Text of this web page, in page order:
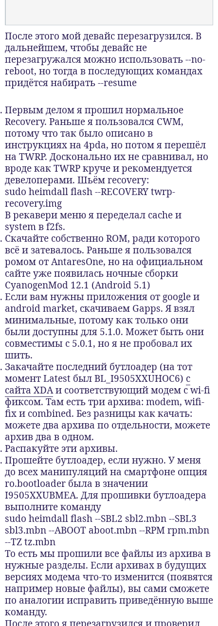
После этого мой девайс перезагрузился. В
дальнейшем, чтобы девайс не
перезагружался можно использовать --no-
reboot, но тогда в последующих командах
придётся набирать --resume
Первым делом я прошил нормальное
Recovery. Раньше я пользовался CWM,
потому что так было описано в
инструкциях на 4pda, но потом я перешёл
на TWRP. Досконально их не сравнивал, но
вроде как TWRP круче и рекомендуется
девелоперами. Шьём recovery:
sudo heimdall flash --RECOVERY twrp-
recovery.img
В рекавери меню я переделал cache и
system в f2fs.
Скачайте собственно ROM, ради которого
всё и затевалось. Раньше я пользовался
ромом от AntaresOne, но на официальном
сайте уже появилась ночные сборки
CyanogenMod 12.1 (Android 5.1)
Если вам нужны приложения от google и
android market, скачиваем Gapps. Я взял
минимальные, потому как только они
были доступны для 5.1.0. Может быть они
совместимы с 5.0.1, но я не пробовал их
шить.
Закачайте последний бутлоадер (на тот
момент Latest был BL_I9505XXUHOC6) с
сайта XDAи соответствующий модем с wi-fi
фиксом. Там есть три архива: modem, wifi-
fix и combined. Без разницы как качать:
можете два архива по отдельности, можете
архив два в одном.
Распакуйте эти архивы.
Прошейте бутлоадер, если нужно. У меня
до всех манипуляций на смартфоне опция
ro.bootloader была в значении
I9505XXUBMEA. Для прошивки бутлоадера
выполните команду
sudo heimdall flash --SBL2 sbl2.mbn --SBL3
sbl3.mbn --ABOOT aboot.mbn --RPM rpm.mbn
--TZ tz.mbn
То есть мы прошили все файлы из архива в
нужные разделы. Если архивах в будущих
версиях модема что-то изменится (появятся
например новые файлы), вы сами сможете
по аналогии исправить приведённую выше
команду.
После этого я перезагрузился и проверил